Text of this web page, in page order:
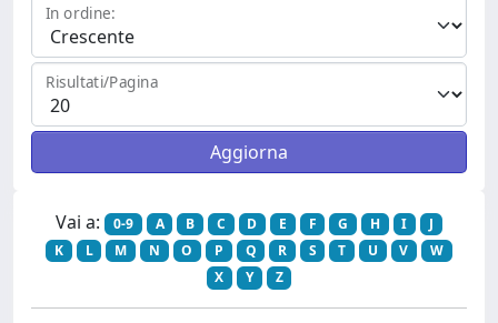
In ordine:
Risultati/Pagina
Vai a: 0-9 A B C D E F G H I
J
K
L M N O P Q R S T U V
W
X
Y Z